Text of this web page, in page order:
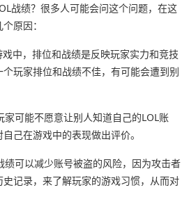
战绩？很多人可能会问这个问题，在这
原因：
中，排位和战绩是反映玩家实力和竞技
玩家排位和战绩不佳，有可能会遭到别
可能不愿意让别人知道自己的LOL账
己在游戏中的表现做出评价。
绩可以减少账号被盗的风险，因为攻击者
记录，来了解玩家的游戏习惯，从而对